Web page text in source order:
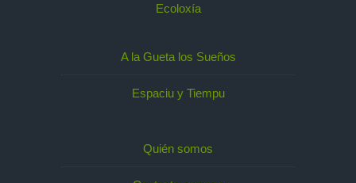
Ecoloxía
A la Gueta los Sueños
Espaciu y Tiempu
Quién somos